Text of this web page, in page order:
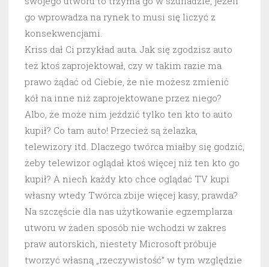
go wprowadza na rynek to musi się liczyć z
konsekwencjami.
Kriss dał Ci przykład auta. Jak się zgodzisz auto
też ktoś zaprojektował, czy w takim razie ma
prawo żądać od Ciebie, że nie możesz zmienić
kół na inne niż zaprojektowane przez niego?
Albo, że może nim jeździć tylko ten kto to auto
kupił? Co tam auto! Przecież są żelazka,
telewizory itd. Dlaczego twórca miałby się godzić,
żeby telewizor oglądał ktoś więcej niż ten kto go
kupił? A niech każdy kto chce oglądać TV kupi
własny wtedy Twórca zbije więcej kasy, prawda?
Na szczęście dla nas użytkowanie egzemplarza
utworu w żaden sposób nie wchodzi w zakres
praw autorskich, niestety Microsoft próbuje
tworzyć własną „rzeczywistość” w tym względzie